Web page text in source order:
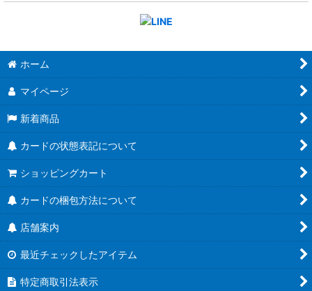
ホーム
マイページ
新着商品
カードの状態表記について
ショッピングカート
カードの梱包方法について
店舗案内
最近チェックしたアイテム
特定商取引法表示